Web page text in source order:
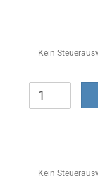
Kein
Kein